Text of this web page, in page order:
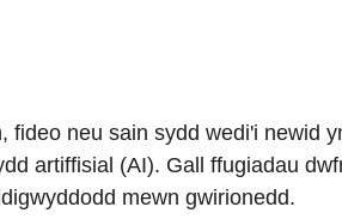
fideo neu sain sydd wedi'i newid
artiffisial (AI). Gall ffugiadau
mewn gwirionedd.